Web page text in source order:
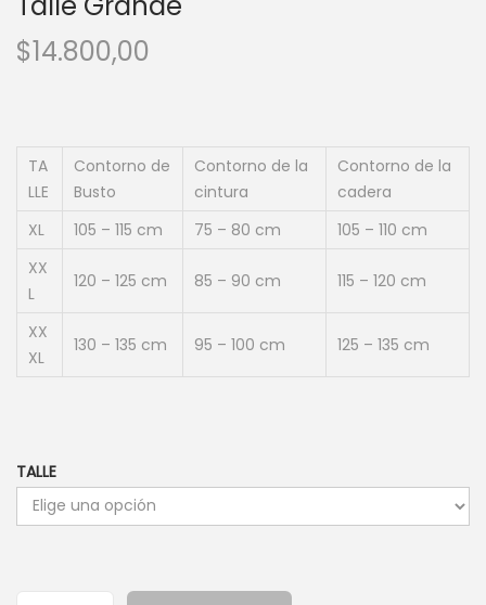
$14.800,00
TA
LLE
Contorno de
Busto
Contorno de la
cintura
Contorno de la
cadera
XL
105 – 115 cm 75 – 80 cm
105 – 110 cm
XX
L
120 – 125 cm 85 – 90 cm 115 – 120 cm
XX
XL
130 – 135 cm 95 – 100 cm 125 – 135 cm
TALLE